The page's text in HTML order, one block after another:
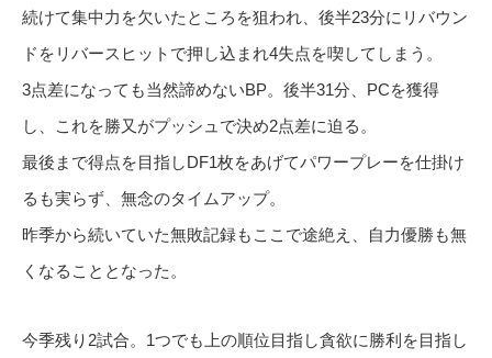
続けて集中力を欠いたところを狙われ、後半23分にリバウン
ドをリバースヒットで押し込まれ4失点を喫してしまう。
3点差になっても当然諦めないBP。後半31分、PCを獲得
し、これを勝又がプッシュで決め2点差に迫る。
最後まで得点を目指しDF1枚をあげてパワープレーを仕掛け
るも実らず、無念のタイムアップ。
昨季から続いていた無敗記録もここで途絶え、自力優勝も無
くなることとなった。
今季残り2試合。1つでも上の順位目指し貪欲に勝利を目指し